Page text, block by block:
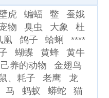
虎 蝙蝠 鳖
蚕娥
物 臭虫 大象
杜
凰 鸽子 蛤蜊
****
蝴蝶 黄蜂
黄牛
养的动物
金翅鸟
、耗子 老鹰
龙
马 蚂蚁 蟒蛇
猫